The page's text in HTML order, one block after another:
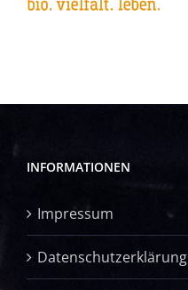
INFORMATIONEN
Impressum
Datenschutzerklärung